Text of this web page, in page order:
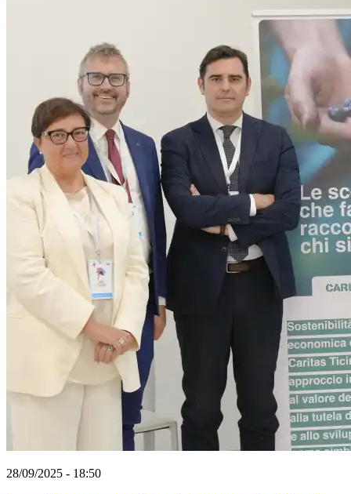
28/09/2025 - 18:50